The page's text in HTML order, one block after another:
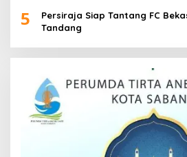
5
Persiraja Siap Tantang FC
Tandang